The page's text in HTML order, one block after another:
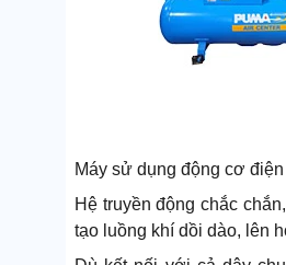
Máy sử dụng động cơ
Hệ truyền động chắc
tạo luồng khí dồi dào, lên